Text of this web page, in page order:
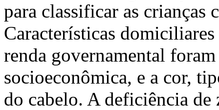
para classificar as crianças
Características
renda governamental
socioeconômica, e a cor,
do cabelo. A deficiência